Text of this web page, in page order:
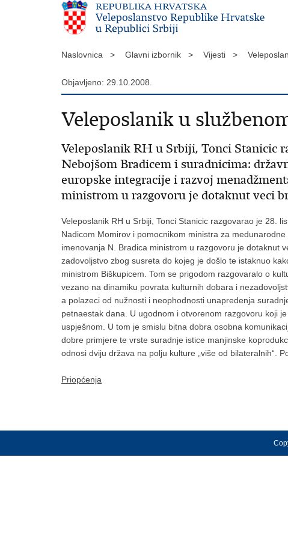
Naslovnica > Glavni izbornik > Vijesti >
Objavljeno: 29.10.2008.
Veleposlanik u
Veleposlanik RH u Srbiji, Tonci Stanicic
Nebojšom Bradicem i suradnicima:
europske integracije i razvoj
ministrom u razgovoru je dotaknut veci
Veleposlanik RH u Srbiji, Tonci Stanicic razgovarao je 28.
Nadicom Momirov i pomocnikom ministra za
imenovanja N. Bradica ministrom u razgovoru je dotaknut
zadovoljstvo zbog susreta do kojeg je došlo te istaknuo
ministrom Biškupicem. Tom se prigodom razgovaralo o
vezano na dinamiku povrata kulturnih dobara i
a polazeci od nužnosti i neophodnosti unapredenja
petnaestak dana. U ugodnom i otvorenom razgovoru koji
uspješnom. U tom je smislu bitna dobra osobna
dobre primjere te vrste suradnje istice manjinske
odnosi dviju država na polju kulture „više od bilateralnih“.
Priopćenja